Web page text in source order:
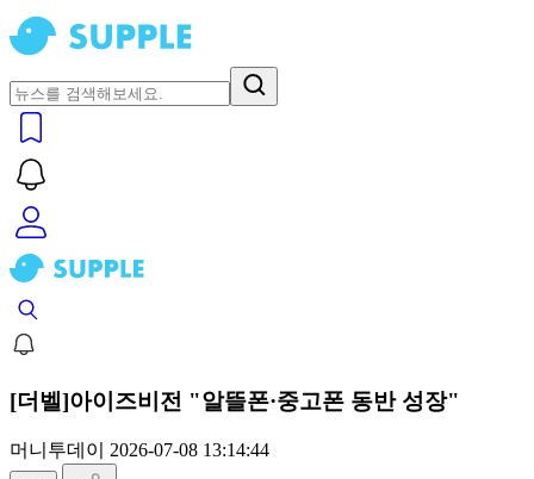
[더벨]아이즈비전 "알뜰폰·중고폰 동반 성장"
머니투데이 2026-07-08 13:14:44